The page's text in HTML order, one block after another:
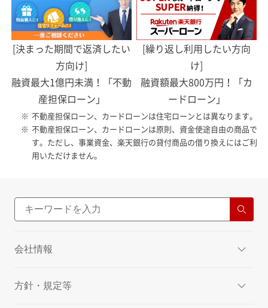
[決まった期間で返済したい
方向け]
融資最大1億円未満！「不動
産担保ローン」
[繰り返し利用したい方向
け]
融資額最大800万円！「カ
ードローン」
※ 不動産担保ローン、カードローンは住宅ローンとは異なります。
※ 不動産担保ローン、カードローンは原則、資金使途自由の商品で
す。ただし、事業資金、楽天銀行の貸付商品の借り換えにはご利
用いただけません。
会社情報
方針・規定等